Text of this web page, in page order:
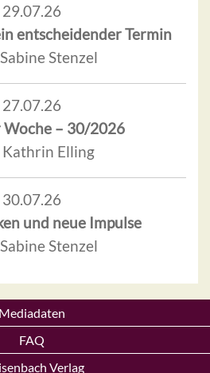
29.07.26
entscheidender Termin
Stenzel
27.07.26
Woche – 30/2026
Elling
30.07.26
und neue Impulse
Stenzel
Mediadaten
FAQ
Verlag